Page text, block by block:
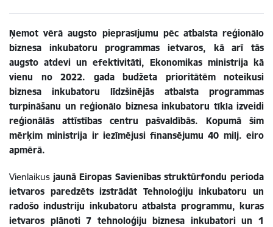
Ņemot vērā augsto pieprasījumu pēc atbalsta reģionālo
biznesa inkubatoru programmas ietvaros, kā arī tās
augsto atdevi un efektivitāti, Ekonomikas ministrija kā
vienu no 2022. gada budžeta prioritātēm noteikusi
biznesa inkubatoru līdzšinējās atbalsta programmas
turpināšanu un reģionālo biznesa inkubatoru tīkla izveidi
reģionālās attīstības centru pašvaldībās. Kopumā šim
mērķim ministrija ir iezīmējusi finansējumu 40 milj. eiro
apmērā.
Vienlaikus jaunā Eiropas Savienības struktūrfondu perioda
ietvaros paredzēts izstrādāt Tehnoloģiju inkubatoru un
radošo industriju inkubatoru atbalsta programmu, kuras
ietvaros plānoti 7 tehnoloģiju biznesa inkubatori un 1